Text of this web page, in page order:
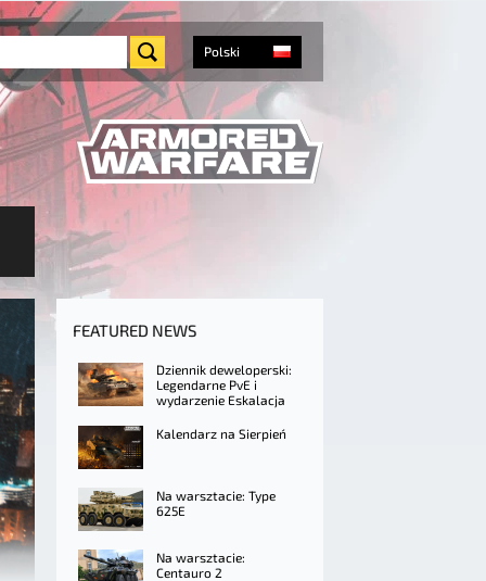
Polski
FEATURED NEWS
Dziennik deweloperski:
Legendarne PvE i
wydarzenie Eskalacja
Kalendarz na Sierpień
Na warsztacie: Type
625E
Na warsztacie:
Centauro 2